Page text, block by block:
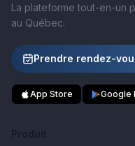
La plateforme tout-en-un
au Québec.
Prendre rendez-
App Store Google